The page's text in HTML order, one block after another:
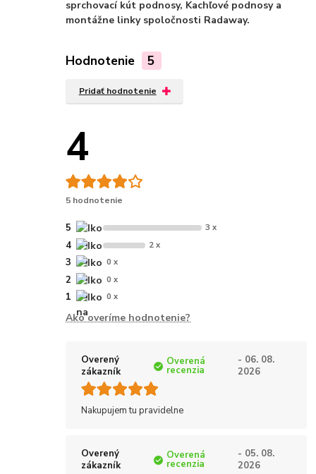
sprchovací kút podnosy, Kachľové podnosy a
montážne linky spoločnosti Radaway.
Hodnotenie 5
Pridať hodnotenie
4
5 hodnotenie
5 3 x
4 2 x
3 0 x
2 0 x
1 0 x
Ako overíme hodnotenie?
Overený
zákazník
Overená
recenzia
- 06. 08.
2026
Nakupujem tu pravidelne
Overený
zákazník
Overená
recenzia
- 05. 08.
2026